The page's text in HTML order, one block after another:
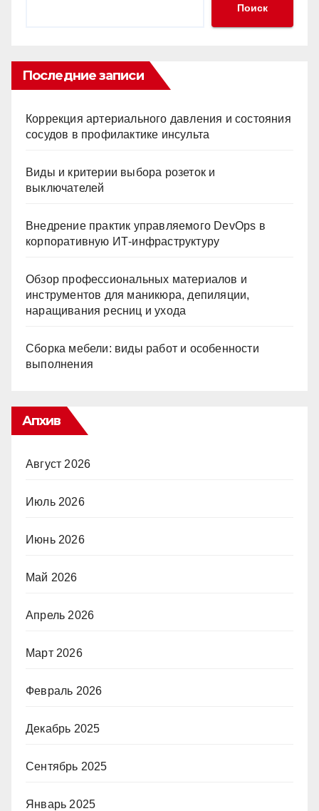
Поиск
Последние записи
Коррекция артериального давления и состояния
сосудов в профилактике инсульта
Виды и критерии выбора розеток и
выключателей
Внедрение практик управляемого DevOps в
корпоративную ИТ-инфраструктуру
Обзор профессиональных материалов и
инструментов для маникюра, депиляции,
наращивания ресниц и ухода
Сборка мебели: виды работ и особенности
выполнения
Апхив
Август 2026
Июль 2026
Июнь 2026
Май 2026
Апрель 2026
Март 2026
Февраль 2026
Декабрь 2025
Сентябрь 2025
Январь 2025